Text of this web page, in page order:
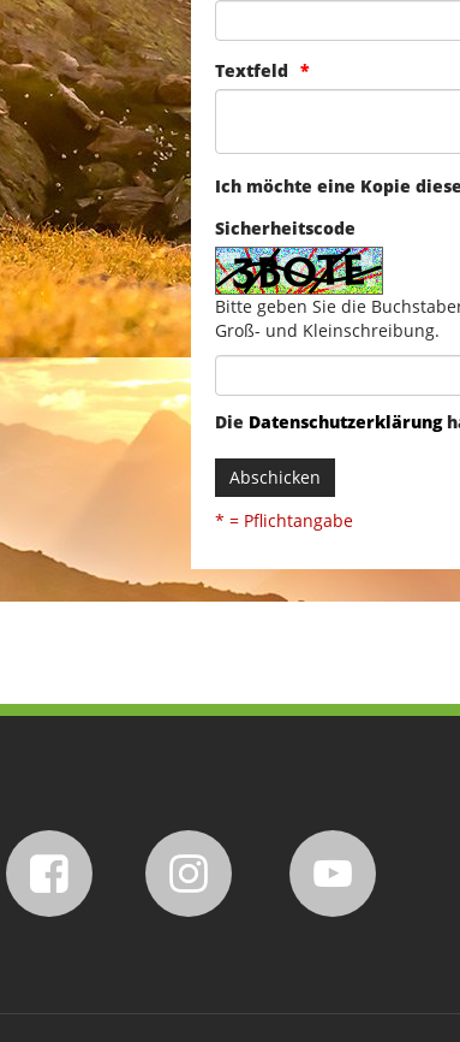
Textfeld
Ich möchte eine Kopie
Sicherheitscode
Bitte geben Sie die
Groß- und Kleinschreibung.
Die Datenschutzerklärung
Abschicken
* = Pflichtangabe